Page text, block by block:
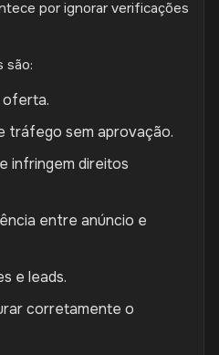
por ignorar verificações
são:
oferta.
tráfego sem aprovação.
infringem direitos
entre anúncio e
e leads.
corretamente o